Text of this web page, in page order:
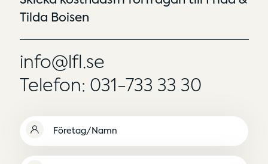
Tilda Boisen
info@lfl.se
Telefon: 031-733 33 30
Namn
(Obligatoriskt)